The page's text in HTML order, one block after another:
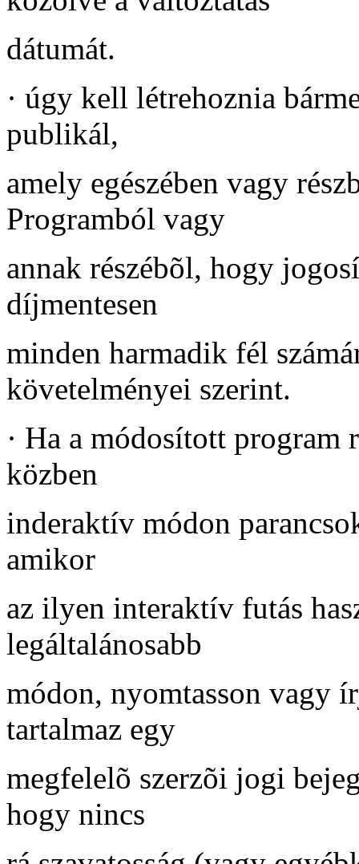
dátumát.
· úgy kell létrehoznia
publikál,
amely egészében vagy
Programból vagy
annak részébõl, hogy
díjmentesen
minden harmadik fél
követelményei szerint.
· Ha a módosított program
közben
inderaktív módon
amikor
az ilyen interaktív futás
legáltalánosabb
módon, nyomtasson vagy
tartalmaz egy
megfelelõ szerzõi jogi
hogy nincs